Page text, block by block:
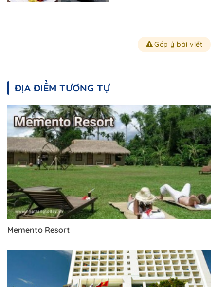
Góp ý bài viết
ĐỊA ĐIỂM TƯƠNG TỰ
Memento Resort